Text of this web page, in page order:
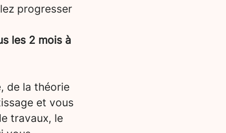
progresser
les 2 mois à
de la théorie
et vous
travaux, le